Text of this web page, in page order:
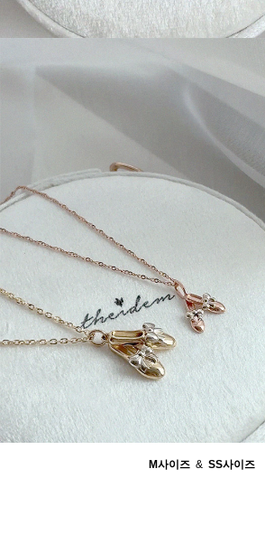
M사이즈 & SS사이즈